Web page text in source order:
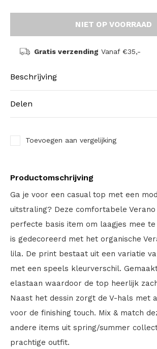
NIET OP VOORRAAD
Gratis verzending Vanaf €35,-
Beschrijving
Delen
Toevoegen aan vergelijking
Productomschrijving
Ga je voor een casual top met een
uitstraling? Deze comfortabele
perfecte basis item om laagjes mee
is gedecoreerd met het organische
lila. De print bestaat uit een variatie
met een speels kleurverschil.
elastaan waardoor de top heerlijk
Naast het dessin zorgt de V-hals met
voor de finishing touch. Mix & match
andere items uit spring/summer
prachtige outfit.